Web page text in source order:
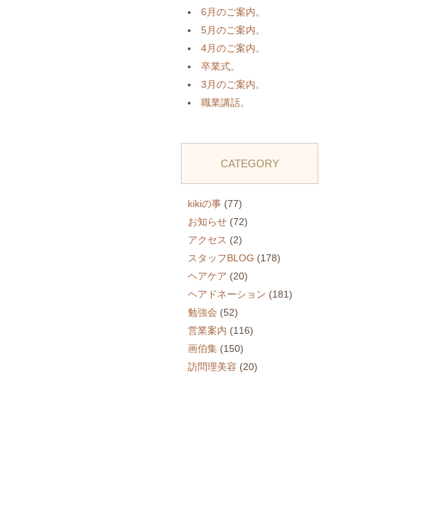
6月のご案内。
5月のご案内。
4月のご案内。
卒業式。
3月のご案内。
職業講話。
CATEGORY
kikiの事 (77)
お知らせ (72)
アクセス (2)
スタッフBLOG (178)
ヘアケア (20)
ヘアドネーション (181)
勉強会 (52)
営業案内 (116)
画伯集 (150)
訪問理美容 (20)